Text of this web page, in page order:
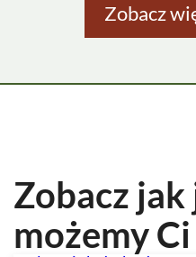
Zobacz
Zobacz jak
możemy